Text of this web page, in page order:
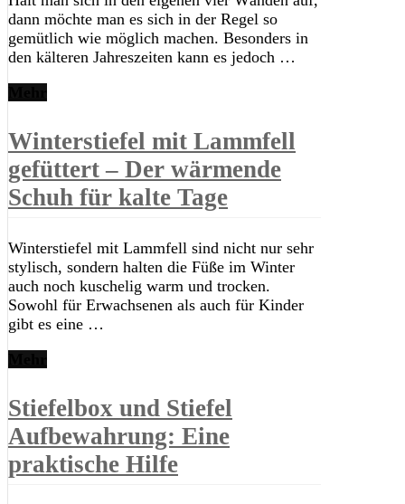
dann möchte man es sich in der Regel so
gemütlich wie möglich machen. Besonders in
den kälteren Jahreszeiten kann es jedoch …
Winterstiefel mit Lammfell
gefüttert – Der wärmende
Schuh für kalte Tage
Winterstiefel mit Lammfell sind nicht nur sehr
stylisch, sondern halten die Füße im Winter
auch noch kuschelig warm und trocken.
Sowohl für Erwachsenen als auch für Kinder
gibt es eine …
Stiefelbox und Stiefel
Aufbewahrung: Eine
praktische Hilfe